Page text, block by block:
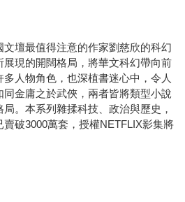
壇最值得注意的作家劉慈欣的科幻
展現的開闊格局，將華文科幻帶向前
人物角色，也深植書迷心中，令人
金庸之於武俠，兩者皆將類型小說
。本系列雜揉科技、政治與歷史，
破3000萬套，授權NETFLIX影集將